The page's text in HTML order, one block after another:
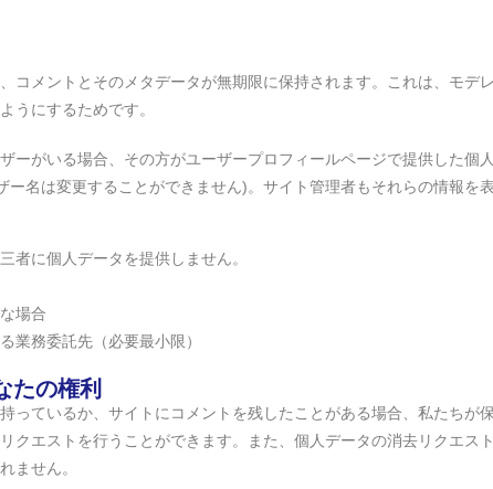
コメントとそのメタデータが無期限に保持されます。これは、モ
うにするためです。
ーがいる場合、その方がユーザープロフィールページで提供した
ー名は変更することができません)。サイト管理者もそれらの情報を
者に個人データを提供しません。
場合
業務委託先（必要最小限）
たの権利
っているか、サイトにコメントを残したことがある場合、私たち
クエストを行うことができます。また、個人データの消去リクエ
ません。